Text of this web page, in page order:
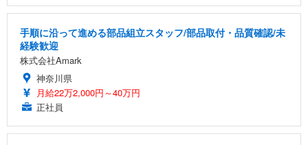
手順に沿って進める部品組立スタッフ/部品取付・品質確認/未
経験歓迎
株式会社Amark
神奈川県
月給22万2,000円～40万円
正社員